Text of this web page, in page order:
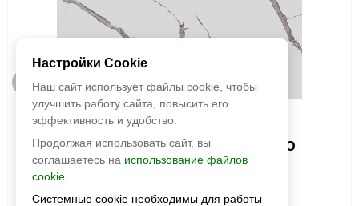
Быстрый просмотр
Kerama Marazzi
Керамогранит Монте Тиберио
белый матовый обрезной
119,5х238,5
Настройки Cookie
Наш сайт использует файлы cookie, чтобы
улучшить работу сайта, повысить его
эффективность и удобство.
Продолжая использовать сайт, вы
соглашаетесь на использование файлов
cookie.
Системные cookie необходимы для работы